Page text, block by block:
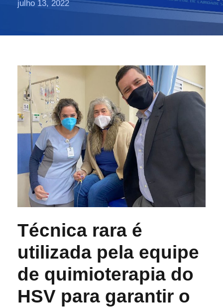
julho 13, 2022
Técnica rara é
utilizada pela equipe
de quimioterapia do
HSV para garantir o